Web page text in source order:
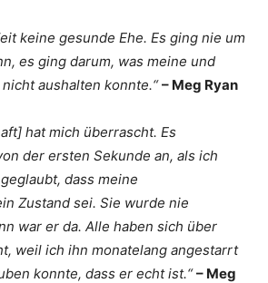
keine gesunde Ehe. Es ging nie um
es ging darum, was meine und
nicht aushalten konnte.“– Meg Ryan
hat mich überrascht. Es
der ersten Sekunde an, als ich
dass meine
Zustand sei. Sie wurde nie
war er da. Alle haben sich über
weil ich ihn monatelang angestarrt
konnte, dass er echt ist.“– Meg